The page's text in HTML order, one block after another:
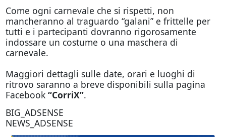
Come ogni carnevale che si rispetti, non
mancheranno al traguardo “galani” e frittelle per
tutti e i partecipanti dovranno rigorosamente
indossare un costume o una maschera di
carnevale.
Maggiori dettagli sulle date, orari e luoghi di
ritrovo saranno a breve disponibili sulla pagina
Facebook “CorriX”.
BIG_ADSENSE
NEWS_ADSENSE